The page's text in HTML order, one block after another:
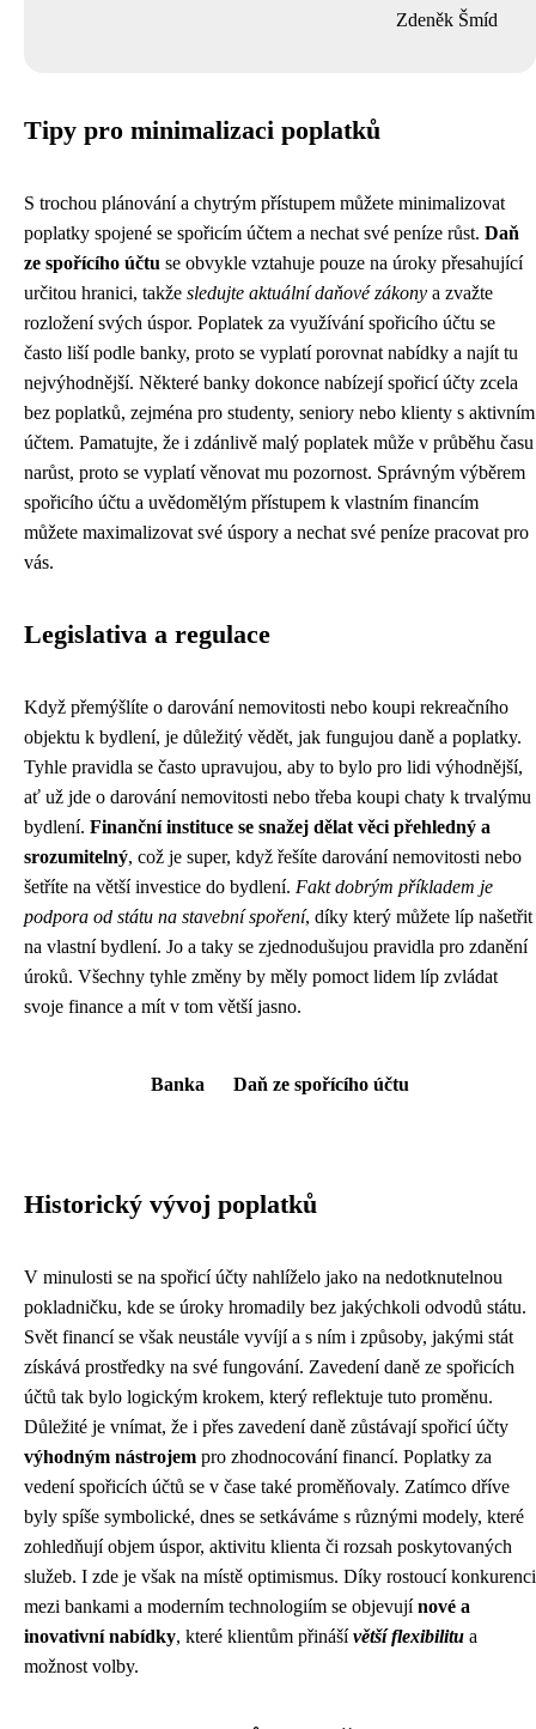
Zdeněk Šmíd
Tipy pro minimalizaci poplatků
S trochou plánování a chytrým přístupem můžete minimalizovat
poplatky spojené se spořicím účtem a nechat své peníze růst. Daň
ze spořícího účtu se obvykle vztahuje pouze na úroky přesahující
určitou hranici, takže sledujte aktuální daňové zákony a zvažte
rozložení svých úspor. Poplatek za využívání spořicího účtu se
často liší podle banky, proto se vyplatí porovnat nabídky a najít tu
nejvýhodnější. Některé banky dokonce nabízejí spořicí účty zcela
bez poplatků, zejména pro studenty, seniory nebo klienty s aktivním
účtem. Pamatujte, že i zdánlivě malý poplatek může v průběhu času
narůst, proto se vyplatí věnovat mu pozornost. Správným výběrem
spořicího účtu a uvědomělým přístupem k vlastním financím
můžete maximalizovat své úspory a nechat své peníze pracovat pro
vás.
Legislativa a regulace
Když přemýšlíte o darování nemovitosti nebo koupi rekreačního
objektu k bydlení, je důležitý vědět, jak fungujou daně a poplatky.
Tyhle pravidla se často upravujou, aby to bylo pro lidi výhodnější,
ať už jde o darování nemovitosti nebo třeba koupi chaty k trvalýmu
bydlení. Finanční instituce se snažej dělat věci přehledný a
srozumitelný, což je super, když řešíte darování nemovitosti nebo
šetříte na větší investice do bydlení. Fakt dobrým příkladem je
podpora od státu na stavební spoření, díky který můžete líp našetřit
na vlastní bydlení. Jo a taky se zjednodušujou pravidla pro zdanění
úroků. Všechny tyhle změny by měly pomoct lidem líp zvládat
svoje finance a mít v tom větší jasno.
Banka Daň ze spořícího účtu
Historický vývoj poplatků
V minulosti se na spořicí účty nahlíželo jako na nedotknutelnou
pokladničku, kde se úroky hromadily bez jakýchkoli odvodů státu.
Svět financí se však neustále vyvíjí a s ním i způsoby, jakými stát
získává prostředky na své fungování. Zavedení daně ze spořicích
účtů tak bylo logickým krokem, který reflektuje tuto proměnu.
Důležité je vnímat, že i přes zavedení daně zůstávají spořicí účty
výhodným nástrojem pro zhodnocování financí. Poplatky za
vedení spořicích účtů se v čase také proměňovaly. Zatímco dříve
byly spíše symbolické, dnes se setkáváme s různými modely, které
zohledňují objem úspor, aktivitu klienta či rozsah poskytovaných
služeb. I zde je však na místě optimismus. Díky rostoucí konkurenci
mezi bankami a moderním technologiím se objevujínové a
inovativní nabídky, které klientům přinášívětší flexibilitu a
možnost volby.